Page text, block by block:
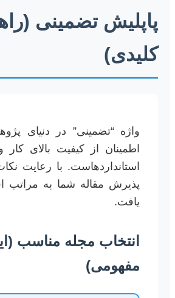
پاپلیش تضمینی
کلیدی)
واژه “تضمینی” در دنیای
اطمینان از کیفیت بالای
استانداردهاست. با رعایت
پذیرش مقاله شما به مراتب
یافت.
انتخاب مجله مناسب
مفهومی)